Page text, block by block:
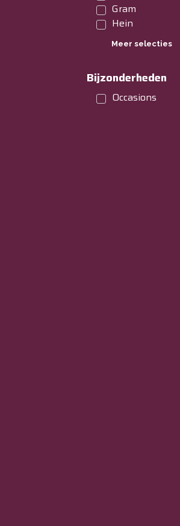
Gram
Hein
Meer selecties
Bijzonderheden
Occasions